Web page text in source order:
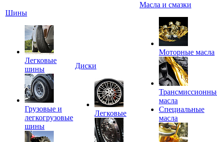
Шины
Легковые
шины
Грузовые и
легкогрузовые
шины
Диски
Легковые
Масла и смазки
Моторные масла
масла
Специальные
масла